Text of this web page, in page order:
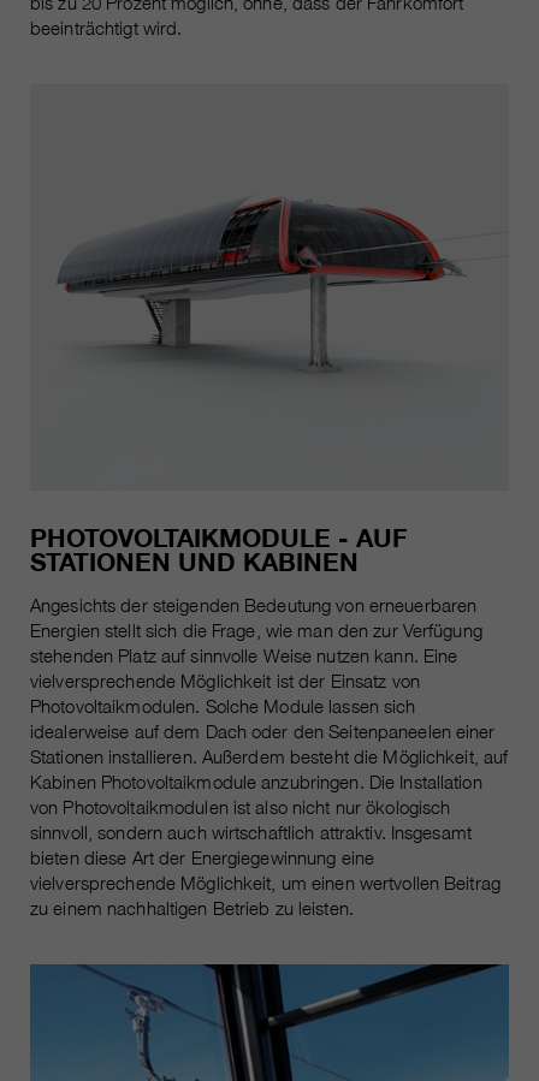
beeinträchtigt wird.
PHOTOVOLTAIKMODULE - AUF
STATIONEN UND KABINEN
Angesichts der steigenden Bedeutung von erneuerbaren
Energien stellt sich die Frage, wie man den zur Verfügung
stehenden Platz auf sinnvolle Weise nutzen kann. Eine
vielversprechende Möglichkeit ist der Einsatz von
Photovoltaikmodulen. Solche Module lassen sich
idealerweise auf dem Dach oder den Seitenpaneelen einer
Stationen installieren. Außerdem besteht die Möglichkeit, auf
Kabinen Photovoltaikmodule anzubringen. Die Installation
von Photovoltaikmodulen ist also nicht nur ökologisch
sinnvoll, sondern auch wirtschaftlich attraktiv. Insgesamt
bieten diese Art der Energiegewinnung eine
vielversprechende Möglichkeit, um einen wertvollen Beitrag
zu einem nachhaltigen Betrieb zu leisten.